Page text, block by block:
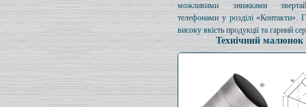
можливими знижками
телефонами у розділі «Контакти».
високу якість продукції та гарний
Технічний малюнок